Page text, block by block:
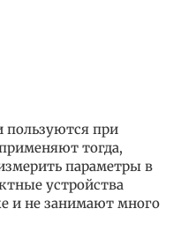
при
тогда,
параметры в
устройства
и не занимают много